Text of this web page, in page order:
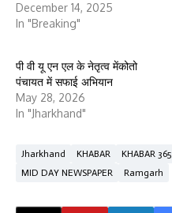
December 14, 2025
In "Breaking"
पी वी यू एन एल के नेतृत्व मेंकोतो
पंचायत में सफाई अभियान
May 28, 2026
In "Jharkhand"
Jharkhand KHABAR KHABAR 365
MID DAY NEWSPAPER
Ramgarh